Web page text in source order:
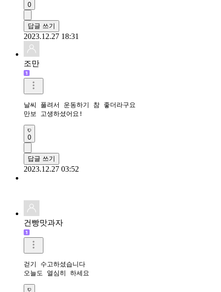
0
답글 쓰기
2023.12.27 18:31
조만
날씨 풀려서 운동하기 참 좋더라구요
만보 고생하셨어요!
0
답글 쓰기
2023.12.27 03:52
건빵맛과자
걷기 수고하셨습니다
오늘도 열심히 하세요